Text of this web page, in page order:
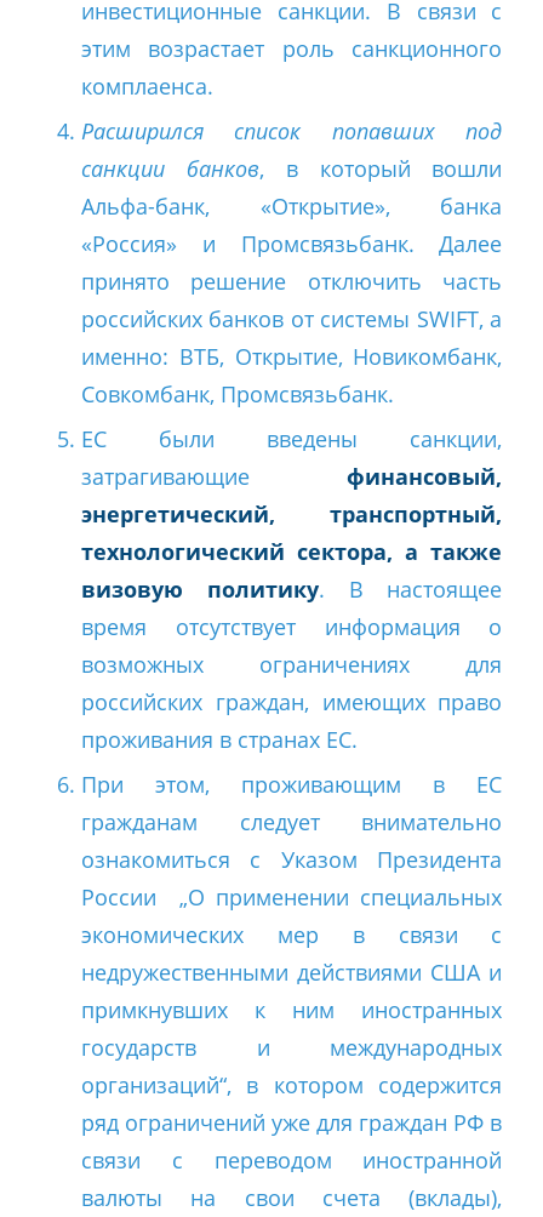
инвестиционные санкции. В связи с
этим возрастает роль санкционного
комплаенса.
Расширился список попавших под
санкции банков, в который вошли
Альфа-банк, «Открытие», банка
«Россия» и Промсвязьбанк. Далее
принято решение отключить часть
российских банков от системы SWIFT, а
именно: ВТБ, Открытие, Новикомбанк,
Совкомбанк, Промсвязьбанк.
ЕС были введены санкции,
затрагивающиефинансовый,
энергетический, транспортный,
технологический сектора, а также
визовую политику. В настоящее
время отсутствует информация о
возможных ограничениях для
российских граждан, имеющих право
проживания в странах ЕС.
При этом, проживающим в ЕС
гражданам следует внимательно
ознакомиться с Указом Президента
России „О применении специальных
экономических мер в связи с
недружественными действиями США и
примкнувших к ним иностранных
государств и международных
организаций“, в котором содержится
ряд ограничений уже для граждан РФ в
связи с переводом иностранной
валюты на свои счета (вклады),